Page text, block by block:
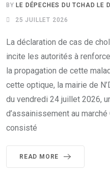
BYLE DÉPECHES DU TCHAD LE
25 JUILLET 2026
La déclaration de cas de
incite les autorités à
la propagation de cette
cette optique, la mairie de
du vendredi 24 juillet 2026,
d’assainissement au marché
consisté
READ MORE